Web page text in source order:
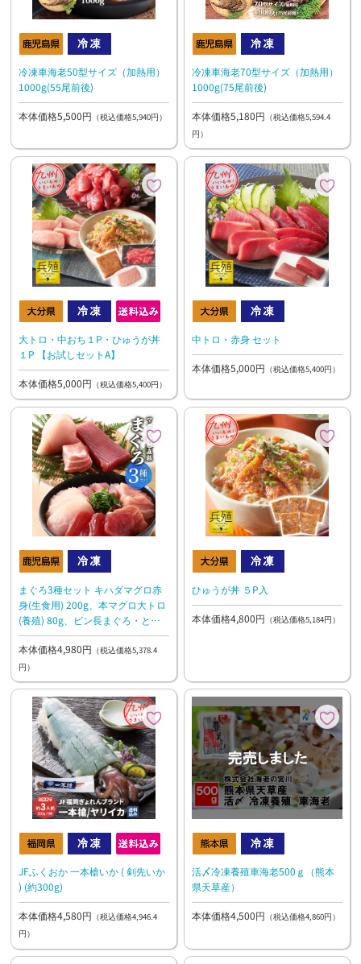
冷凍車海老50型サイズ（加熱用）
1000g(55尾前後)
本体価格5,500円 （税込価格5,940円）
冷凍車海老70型サイズ（加熱用）
1000g(75尾前後)
本体価格5,180円 （税込価格5,594.4
円）
大トロ・中おち１P・ひゅうが丼
１P 【お試しセットA】
本体価格5,000円 （税込価格5,400円）
中トロ・赤身 セット
本体価格5,000円 （税込価格5,400円）
まぐろ3種セット キハダマグロ赤
身(生食用) 200g、本マグロ大トロ
(養殖) 80g、ビン長まぐろ・とろ
300g
本体価格4,980円 （税込価格5,378.4
円）
ひゅうが丼 ５P入
本体価格4,800円 （税込価格5,184円）
JFふくおか 一本槍いか ( 剣先いか
) (約300g)
本体価格4,580円 （税込価格4,946.4
円）
活〆冷凍養殖車海老500ｇ（熊本
県天草産）
本体価格4,500円 （税込価格4,860円）